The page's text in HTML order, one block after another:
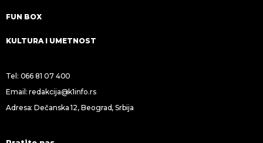
FUN BOX
KULTURA I UMETNOST
Tel: 066 81 07 400
Email:redakcija@k1info.rs
Adresa: Dečanska 12, Beograd, Srbija